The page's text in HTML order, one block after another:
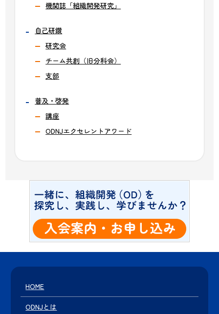
機関誌「組織開発研究」
自己研鑽
研究会
チーム共創（旧分科会）
支部
普及・啓発
講座
ODNJエクセレントアワード
HOME
ODNJとは